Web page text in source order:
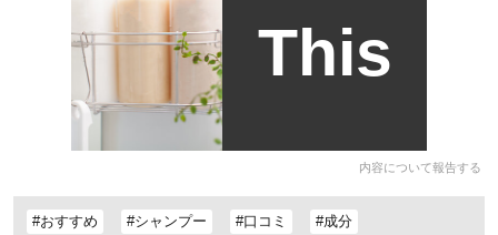
This
内容について報告する
#おすすめ #シャンプー #口コミ #成分